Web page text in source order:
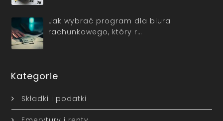
Jak wybrać program dla biura
rachunkowego, który r…
Kategorie
Składki i podatki